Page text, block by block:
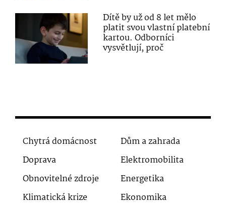
Dítě by už od 8 let mělo
platit svou vlastní platební
kartou. Odborníci
vysvětlují, proč
Chytrá domácnost
Dům a zahrada
Doprava
Elektromobilita
Obnovitelné zdroje
Energetika
Klimatická krize
Ekonomika